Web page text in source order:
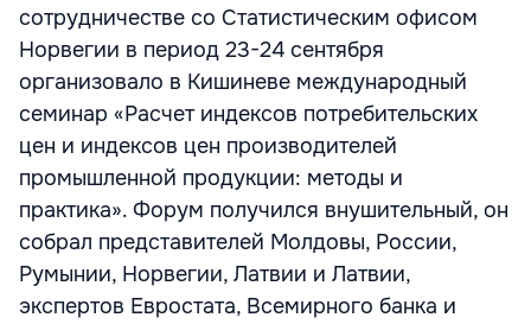
сотрудничестве со Статистическим офисом
Норвегии в период 23-24 сентября
организовало в Кишиневе международный
семинар «Расчет индексов потребительских
цен и индексов цен производителей
промышленной продукции: методы и
практика». Форум получился внушительный, он
собрал представителей Молдовы, России,
Румынии, Норвегии, Латвии и Латвии,
экспертов Евростата, Всемирного банка и